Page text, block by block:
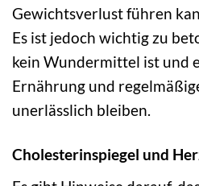
Gewichtsverlust führen
Es ist jedoch wichtig zu
kein Wundermittel ist und
Ernährung und
unerlässlich bleiben.
Cholesterinspiegel und